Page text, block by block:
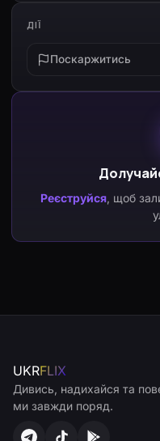
ДІЇ
Поскаржитись
Реєструйся, щоб
UKRFLIX
Дивись, надихайся та
ми завжди поряд.